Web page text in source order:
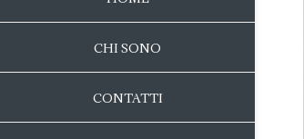
CHI SONO
CONTATTI